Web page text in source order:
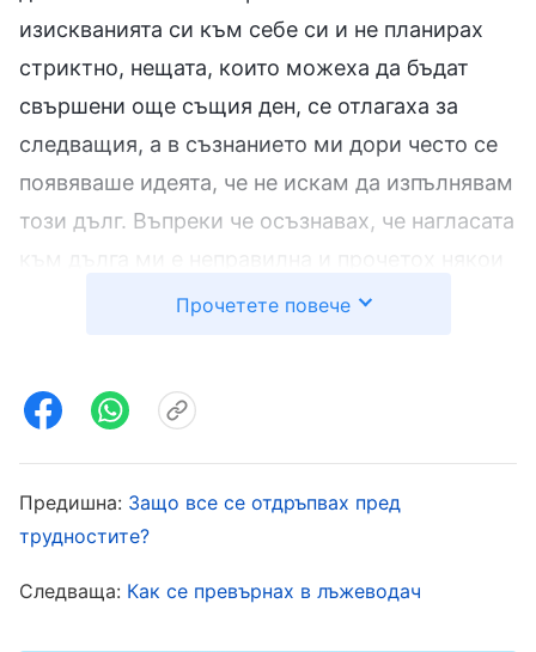
изискванията си към себе си и не планирах
стриктно, нещата, които можеха да бъдат
свършени още същия ден, се отлагаха за
следващия, а в съзнанието ми дори често се
появяваше идеята, че не искам да изпълнявам
този дълг. Въпреки че осъзнавах, че нагласата
Божии слова за изпълняването на дълга,
се промениха. Когато обсъждахме работата
види, че имам някои идеи и ще ми възложи
нагласата ми към дълга. Въпреки че вършех
Прочетете повече
Предишна: Защо все се отдръпвах пред
трудностите?
Следваща: Как се превърнах в лъжеводач